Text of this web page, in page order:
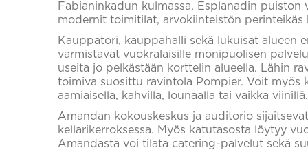
Fabianinkadun kulmassa, Esplanadin puiston
modernit toimitilat, arvokiinteistön perinteikäs
Kauppatori, kauppahalli sekä lukuisat alueen
varmistavat vuokralaisille monipuolisen
useita jo pelkästään korttelin alueella. Lähin
toimiva suosittu ravintola Pompier. Voit myös
aamiaisella, kahvilla, lounaalla tai vaikka viinillä.
Amandan kokouskeskus ja auditorio
kellarikerroksessa. Myös katutasosta löytyy
Amandasta voi tilata catering-palvelut sekä